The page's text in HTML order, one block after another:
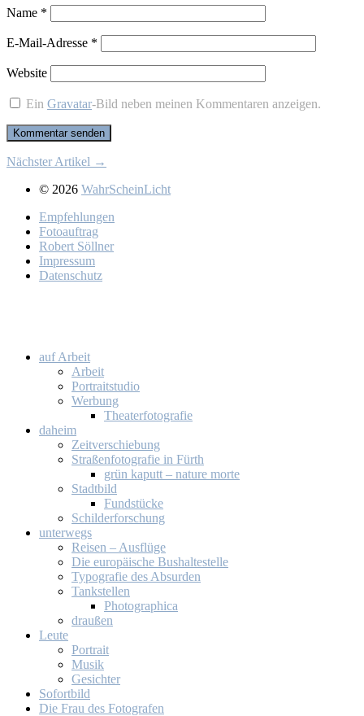
Name *
E-Mail-Adresse *
Website
EinGravatar-Bild neben meinen Kommentaren anzeigen.
Nächster Artikel →
© 2026 WahrScheinLicht
Emp­feh­lun­gen
Fo­to­auf­trag
Ro­bert Söll­ner
Im­pres­sum
Da­ten­schutz
auf Ar­beit
Ar­beit
Por­trait­stu­dio
Wer­bung
Thea­ter­fo­to­gra­fie
da­heim
Zeit­ver­schie­bung
Stra­ßen­fo­to­gra­fie in Fürth
grün ka­putt – na­tu­re mor­te
Stadt­bild
Fund­stü­cke
Schil­der­for­schung
un­ter­wegs
Rei­sen – Aus­flü­ge
Die eu­ro­päi­sche Bus­hal­te­stel­le
Ty­po­gra­fie des Ab­sur­den
Tank­stel­len
Pho­to­gra­phi­ca
drau­ßen
Leu­te
Por­trait
Mu­sik
Ge­sich­ter
So­fort­bild
Die Frau des Fo­to­gra­fen